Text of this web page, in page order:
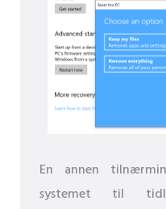
En annen
systemet til